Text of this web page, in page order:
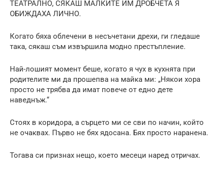
ТЕАТРАЛНО, СЯКАШ МАЛКИТЕ ИМ ДРОБЧЕТА Я
ОБИЖДАХА ЛИЧНО.
Когато бяха облечени в несъчетани дрехи, ги гледаше
така, сякаш съм извършила модно престъпление.
Най-лошият момент беше, когато я чух в кухнята при
родителите ми да прошепва на майка ми: „Някои хора
просто не трябва да имат повече от едно дете
наведнъж.“
Стоях в коридора, а сърцето ми се сви по начин, който
не очаквах. Първо не бях ядосана. Бях просто наранена.
Тогава си признах нещо, което месеци наред отричах.